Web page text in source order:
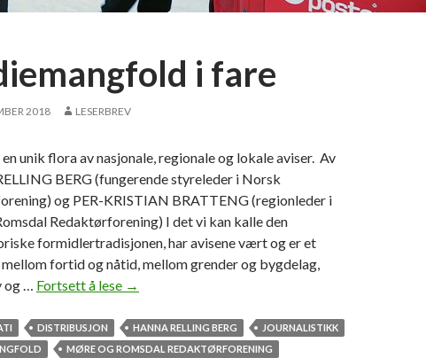
i fare
2018 LESERBREV
unik flora av nasjonale, regionale og lokale aviser. Av
BERG (fungerende styreleder i Norsk
og PER-KRISTIAN BRATTENG (regionleder i
Redaktørforening) I det vi kan kalle den
formidlertradisjonen, har avisene vært og er et
fortid og nåtid, mellom grender og bygdelag,
og … Fortsett å lese M
d
i
→
DISTRIBUSJON HANNA RELLING BERG
JOURNALISTIKK
MØRE OG ROMSDAL REDAKTØRFORENING